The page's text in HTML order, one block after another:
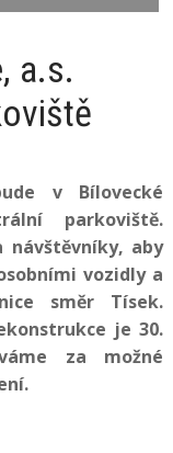
a.s.
v Bílovecké
parkoviště.
návštěvníky, aby
vozidly a
směr Tísek.
je 30.
za možné